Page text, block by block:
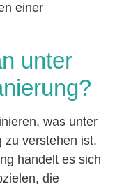
einer
unter
was unter
zu verstehen ist.
handelt es sich
die